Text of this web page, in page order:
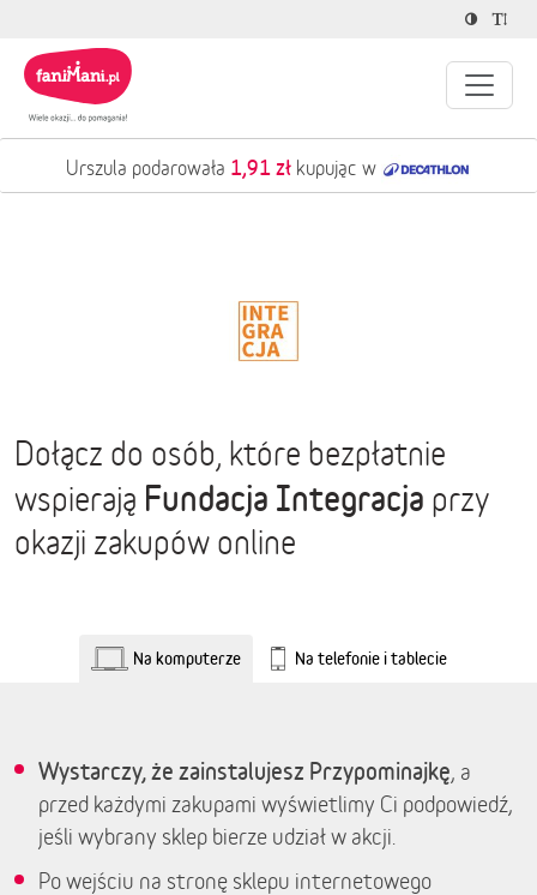
Urszula podarowała 1,91 zł kupując w
Dołącz do osób, które bezpłatnie
wspierają Fundacja Integracja przy
okazji zakupów online
Na komputerze Na telefonie i tablecie
Wystarczy, że zainstalujesz Przypominajkę, a
przed każdymi zakupami wyświetlimy Ci podpowiedź,
jeśli wybrany sklep bierze udział w akcji.
Po wejściu na stronę sklepu internetowego